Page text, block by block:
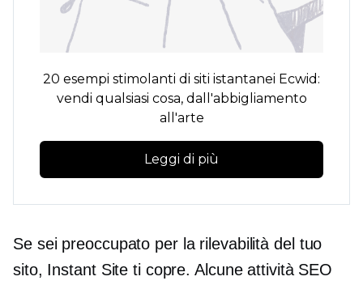
20 esempi stimolanti di siti istantanei Ecwid:
vendi qualsiasi cosa, dall'abbigliamento
all'arte
Leggi di più
Se sei preoccupato per la rilevabilità del tuo
sito, Instant Site ti copre. Alcune attività SEO